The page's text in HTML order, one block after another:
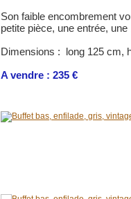
Son faible encombrement
petite pièce, une entrée, une
Dimensions : long 125 cm,
A vendre : 235 €